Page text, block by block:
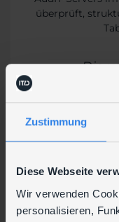
Zustimmung
Diese Webseite
Wir verwenden
personalisieren,
überprüft,
„Die
hat
„Die
AudIT hat uns